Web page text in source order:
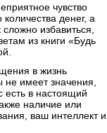
чувство
количества денег, а
избавиться,
из книги «Будь
в жизнь
не имеет значения,
есть в настоящий
наличие или
ваш интеллект и